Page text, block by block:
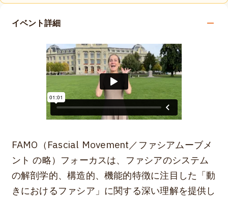
イベント詳細
FAMO（Fascial Movement／ファシアムーブメ
ント の略）フォーカスは、ファシアのシステム
の解剖学的、構造的、機能的特徴に注目した「動
きにおけるファシア」に関する深い理解を提供し